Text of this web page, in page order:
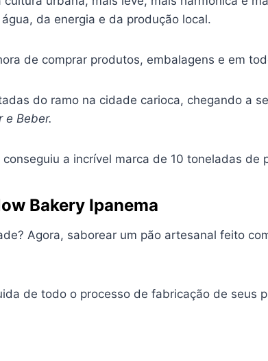
da energia e da produção local.
de comprar produtos, embalagens e em
do ramo na cidade carioca, chegando a
e Beber.
a incrível marca de 10 toneladas de
Bakery Ipanema
Agora, saborear um pão artesanal feito
de todo o processo de fabricação de seus